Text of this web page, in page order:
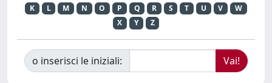
K
L M N O P Q R S T U V
W
X
Y Z
o inserisci le iniziali: